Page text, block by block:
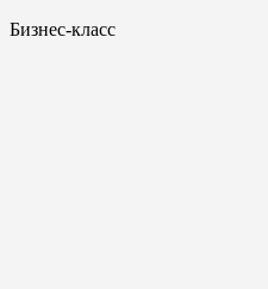
Бизнес-класс